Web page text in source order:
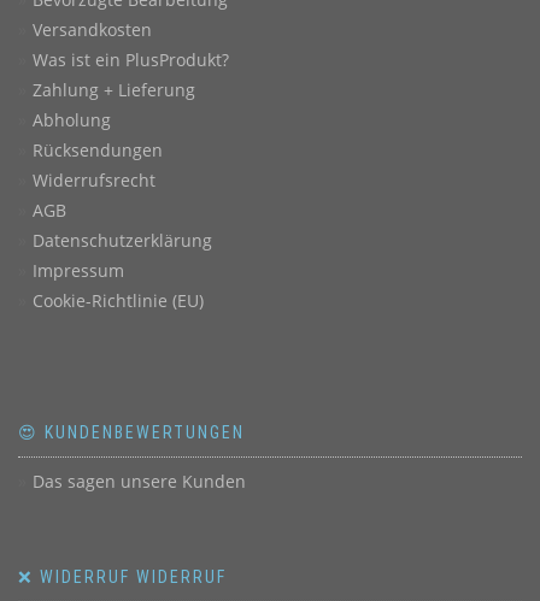
Versandkosten
Was ist ein PlusProdukt?
Zahlung + Lieferung
Abholung
Rücksendungen
Widerrufsrecht
AGB
Datenschutzerklärung
Impressum
Cookie-Richtlinie (EU)
😍 KUNDENBEWERTUNGEN
Das sagen unsere Kunden
❌ WIDERRUF WIDERRUF